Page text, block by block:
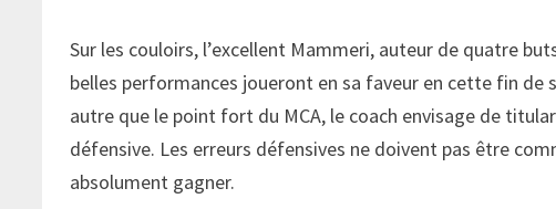
Sur les couloirs, l’excellent Mammeri, auteur de quatre
belles performances joueront en sa faveur en cette fin de
autre que le point fort du MCA, le coach envisage de
défensive. Les erreurs défensives ne doivent pas être
absolument gagner.